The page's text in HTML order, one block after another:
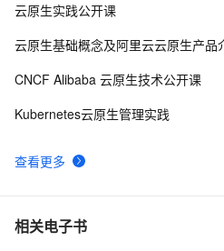
（二十）
102011年下半年11月份系统架构设
查看更多
云原生实践公开课
云原生基础概念及阿里云云原生产品
CNCF Alibaba 云原生技术公开课
Kubernetes云原生管理实践
相关电子书